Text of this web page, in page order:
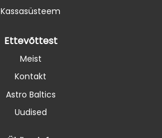
Kassasüsteem
Ettevõttest
Meist
Kontakt
Astro Baltics
Uudised